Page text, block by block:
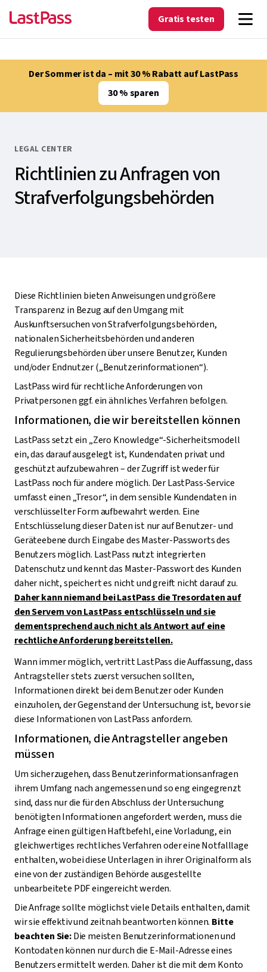
Gratis testen
Der Sommer ist da – mit 30 % Rabatt auf LastPass
30 % sparen
LEGAL CENTER
Richtlinien zu Anfragen von
Strafverfolgungsbehörden
Diese Richtlinien bieten Anweisungen und größere
Transparenz in Bezug auf den Umgang mit
Auskunftsersuchen von Strafverfolgungsbehörden,
nationalen Sicherheitsbehörden und anderen
Regulierungsbehörden über unsere Benutzer, Kunden
und/oder Endnutzer („Benutzerinformationen“).
LastPass wird für rechtliche Anforderungen von
Privatpersonen ggf. ein ähnliches Verfahren befolgen.
Informationen, die wir bereitstellen können
LastPass setzt ein „Zero Knowledge“-Sicherheitsmodell
ein, das darauf ausgelegt ist, Kundendaten privat und
geschützt aufzubewahren – der Zugriff ist weder für
LastPass noch für andere möglich. Der LastPass-Service
umfasst einen „Tresor“, in dem sensible Kundendaten in
verschlüsselter Form aufbewahrt werden. Eine
Entschlüsselung dieser Daten ist nur auf Benutzer- und
Geräteebene durch Eingabe des Master-Passworts des
Benutzers möglich. LastPass nutzt integrierten
Datenschutz und kennt das Master-Passwort des Kunden
daher nicht, speichert es nicht und greift nicht darauf zu.
Daher kann niemand bei LastPass die Tresordaten auf
den Servern von LastPass entschlüsseln und sie
dementsprechend auch nicht als Antwort auf eine
rechtliche Anforderung bereitstellen.
Wann immer möglich, vertritt LastPass die Auffassung, dass
Antragsteller stets zuerst versuchen sollten,
Informationen direkt bei dem Benutzer oder Kunden
einzuholen, der Gegenstand der Untersuchung ist, bevor sie
diese Informationen von LastPass anfordern.
Informationen, die Antragsteller angeben
müssen
Um sicherzugehen, dass Benutzerinformationsanfragen
ihrem Umfang nach angemessen und so eng eingegrenzt
sind, dass nur die für den Abschluss der Untersuchung
benötigten Informationen angefordert werden, muss die
Anfrage einen gültigen Haftbefehl, eine Vorladung, ein
gleichwertiges rechtliches Verfahren oder eine Notfalllage
enthalten, wobei diese Unterlagen in ihrer Originalform als
eine von der zuständigen Behörde ausgestellte
unbearbeitete PDF eingereicht werden.
Die Anfrage sollte möglichst viele Details enthalten, damit
wir sie effektiv und zeitnah beantworten können. Bitte
beachten Sie:Die meisten Benutzerinformationen und
Kontodaten können nur durch die E-Mail-Adresse eines
Benutzers ermittelt werden. Daher ist die mit dem Konto